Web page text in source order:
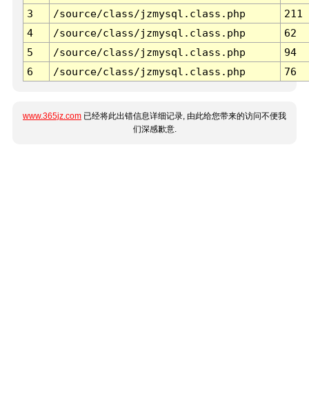
3 /source/class/jzmysql.class.php
211
4
/source/class/jzmysql.class.php
62
5
/source/class/jzmysql.class.php
94
6
/source/class/jzmysql.class.php 76
www.365jz.com 已经将此出错信息详细记录, 由此给您带来的访问不便我
们深感歉意.